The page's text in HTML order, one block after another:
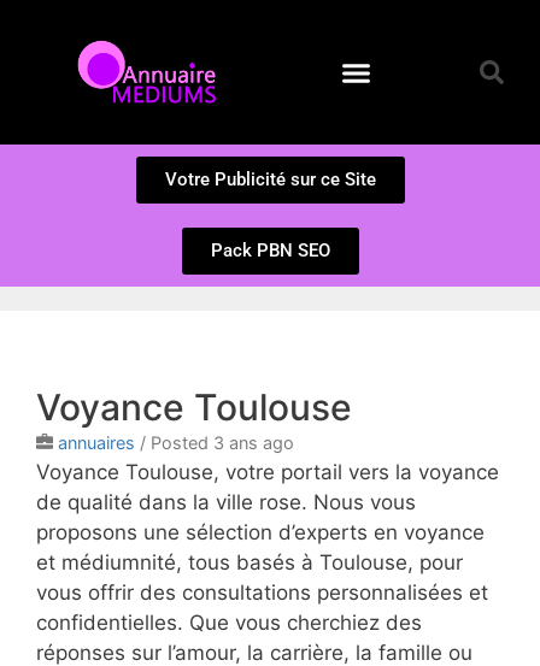
Votre Publicité sur ce Site
Pack PBN SEO
Voyance Toulouse
annuaires / Posted 3 ans ago
Voyance Toulouse, votre portail vers la voyance
de qualité dans la ville rose. Nous vous
proposons une sélection d’experts en voyance
et médiumnité, tous basés à Toulouse, pour
vous offrir des consultations personnalisées et
confidentielles. Que vous cherchiez des
réponses sur l’amour, la carrière, la famille ou